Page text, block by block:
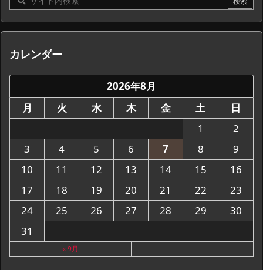
カレンダー
2026年8月
月
火 水 木 金 土
日
1
2
3
4 5 6 7 8
9
10
11 12 13 14 15
16
17
18 19 20 21 22
23
24
25 26 27 28 29
30
31
« 9月